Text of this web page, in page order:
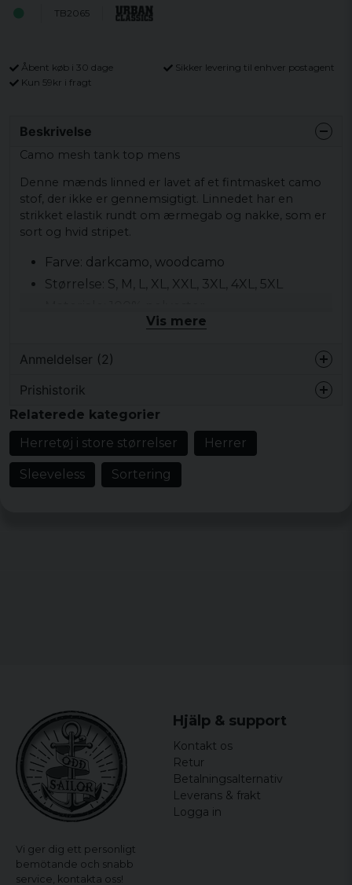
TB2065
Åbent køb i 30 dage
Sikker levering til enhver postagent
Kun 59kr i fragt
Beskrivelse
Camo mesh tank top mens
Denne mænds linned er lavet af et fintmasket camo
stof, der ikke er gennemsigtigt. Linnedet har en
strikket elastik rundt om ærmegab og nakke, som er
sort og hvid stripet.
Farve: darkcamo, woodcamo
Størrelse: S, M, L, XL, XXL, 3XL, 4XL, 5XL
Mønster: camouflage mønster
Vis mere
Anmeldelser (2)
for 6 år siden
Riktigt skönt och luftigt
Tomas
for 7 år siden
Prishistorik
Relaterede kategorier
Herretøj i store størrelser
Herrer
Sleeveless Sortering
Vi ger dig ett personligt
bemötande och snabb
service, kontakta oss!
Hjälp & support
Kontakt os
Retur
Betalningsalternativ
Leverans & frakt
Logga in